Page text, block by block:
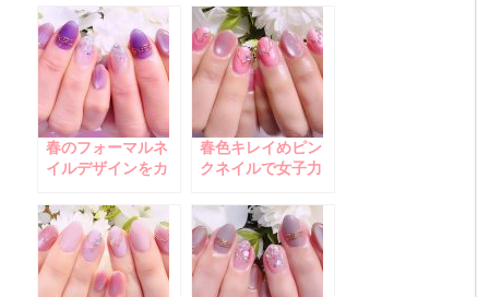
春のフォーマルネ
イルデザインをカ
春色キレイめピン
クネイルで女子力